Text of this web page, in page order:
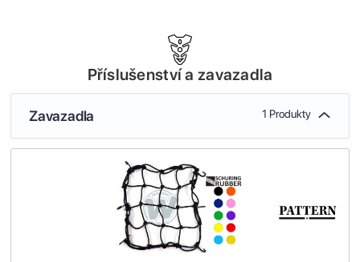
Příslušenství a zavazadla
Zavazadla 1 Produkty